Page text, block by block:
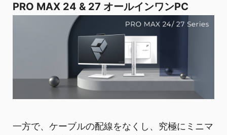
PRO MAX 24 & 27 オールインワンPC
一方で、ケーブルの配線をなくし、究極にミニマ